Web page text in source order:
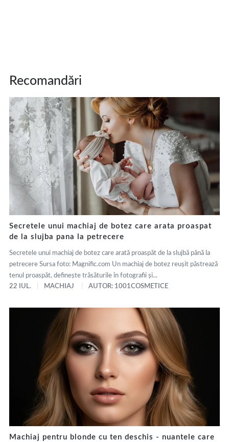
Recomandări
Secretele unui machiaj de botez care arata proaspat
de la slujba pana la petrecere
Secretele unui machiaj de botez care arată proaspăt de la slujbă până la
petrecere Sursa foto: Magnific.com Un machiaj de botez reușit păstrează
tenul proaspăt, definește trăsăturile în fotografii și...
22 IUL.
MACHIAJ AUTOR: 1001COSMETICE
Machiaj pentru blonde cu ten deschis - nuantele care